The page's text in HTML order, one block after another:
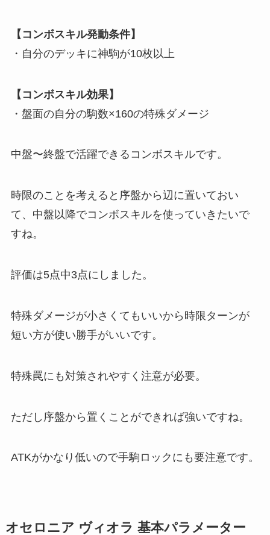
【コンボスキル発動条件】
・自分のデッキに神駒が10枚以上
【コンボスキル効果】
・盤面の自分の駒数×160の特殊ダメージ
中盤〜終盤で活躍できるコンボスキルです。
時限のことを考えると序盤から辺に置いておい
て、中盤以降でコンボスキルを使っていきたいで
すね。
評価は5点中3点にしました。
特殊ダメージが小さくてもいいから時限ターンが
短い方が使い勝手がいいです。
特殊罠にも対策されやすく注意が必要。
ただし序盤から置くことができれば強いですね。
ATKがかなり低いので手駒ロックにも要注意です。
オセロニア ヴィオラ 基本パラメーター